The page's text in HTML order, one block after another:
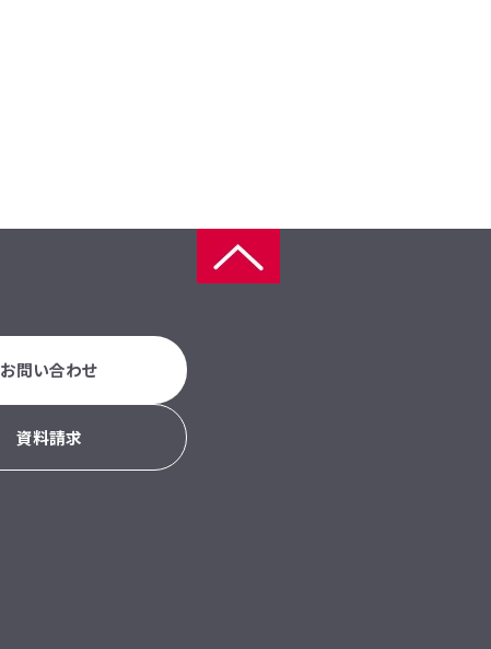
お問い合わせ
資料請求